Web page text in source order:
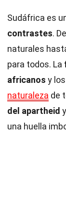
Sudáfrica es
contrastes.
naturales
para todos. La
africanos y los
naturaleza de
del apartheid
una huella